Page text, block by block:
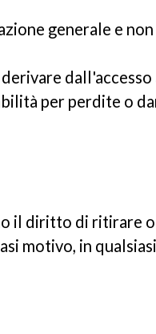
generale e
per perdite o
il diritto di
motivo, in